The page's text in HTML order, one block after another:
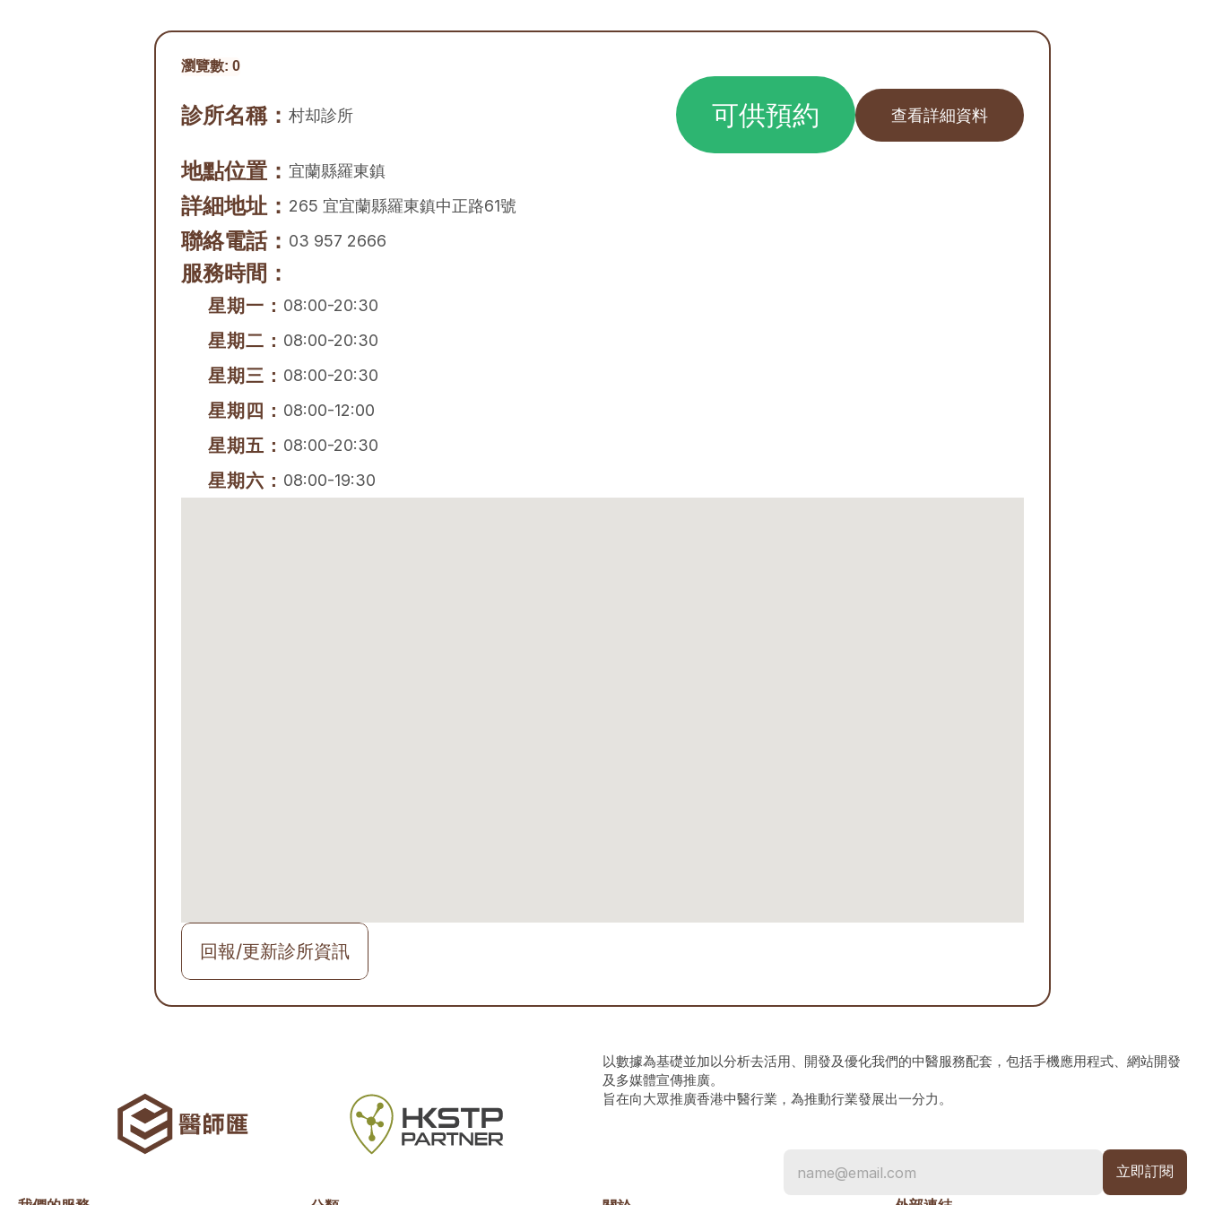
瀏覽數: 0
診所名稱： 村却診所 可供預約 查看詳細資料
地點位置： 宜蘭縣羅東鎮
詳細地址： 265 宜宜蘭縣羅東鎮中正路61號
聯絡電話： 03 957 2666
服務時間：
星期一： 08:00-20:30
星期二： 08:00-20:30
星期三： 08:00-20:30
星期四： 08:00-12:00
星期五： 08:00-20:30
星期六： 08:00-19:30
回報/更新診所資訊
以數據為基礎並加以分析去活用、開發及優化我們的中醫服務配套，包括手機應用程式、網站開發
及多媒體宣傳推廣。
旨在向大眾推廣香港中醫行業，為推動行業發展出一分力。